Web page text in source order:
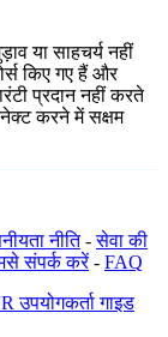
या साहचर्य नहीं
किए गए हैं और
प्रदान नहीं करते
करने में सक्षम
नीति-सेवा की
संपर्क करें- FAQ
उपयोगकर्ता गाइड